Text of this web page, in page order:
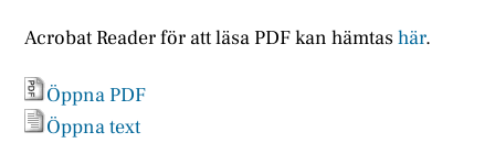
Acrobat Reader för att läsa PDF kan hämtashär.
Öppna PDF
Öppna text